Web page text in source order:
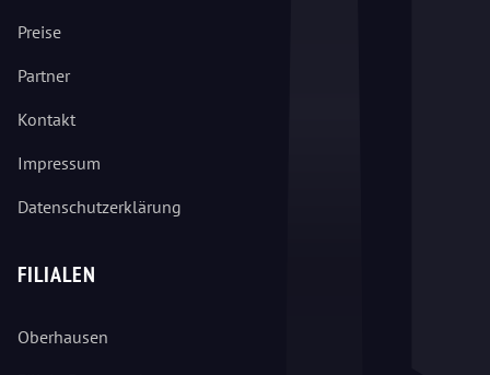
Preise
Partner
Kontakt
Impressum
Datenschutzerklärung
FILIALEN
Oberhausen